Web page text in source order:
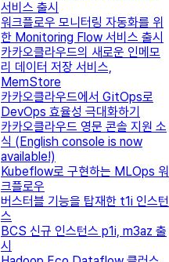
서비스 출시
워크플로우 모니터링 자동화를 위
한 Monitoring Flow 서비스 출시
카카오클라우드의 새로운 인메모
리 데이터 저장 서비스,
MemStore
카카오클라우드에서 GitOps로
DevOps 효율성 극대화하기
카카오클라우드 영문 콘솔 지원 소
식 (English console is now
available!)
Kubeflow로 구현하는 MLOps 워
크플로우
버스터블 기능을 탑재한 t1i 인스턴
스
BCS 신규 인스턴스 p1i, m3az 출
시